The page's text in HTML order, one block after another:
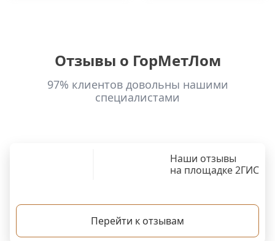
Отзывы о ГорМетЛом
97% клиентов довольны нашими
специалистами
Наши отзывы
на площадке 2ГИС
Перейти к отзывам